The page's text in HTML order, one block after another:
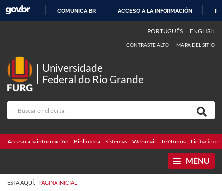
CONTENIDO
COMUNICA BR ACCESO A LA INFORMACIÓN
PORTUGUÊS ENGLISH
CONTRASTE ALTO MAPA DEL SITIO
Universidade
Federal do Rio Grande
Acceso a la información Biblioteca Sistemas Webmail Teléfonos Licitaciones
MENU
ESTÁ AQUÍ: PAGINA INICIAL